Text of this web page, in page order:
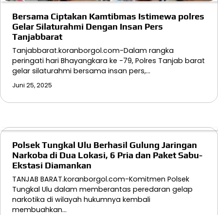
Bersama Ciptakan Kamtibmas Istimewa polres
Gelar Silaturahmi Dengan Insan Pers
Tanjabbarat
Tanjabbarat.koranborgol.com-Dalam rangka
peringati hari Bhayangkara ke -79, Polres Tanjab barat
gelar silaturahmi bersama insan pers,…
Juni 25, 2025
Polsek Tungkal Ulu Berhasil Gulung Jaringan
Narkoba di Dua Lokasi, 6 Pria dan Paket Sabu-
Ekstasi Diamankan
TANJAB BARAT.koranborgol.com-Komitmen Polsek
Tungkal Ulu dalam memberantas peredaran gelap
narkotika di wilayah hukumnya kembali
membuahkan…